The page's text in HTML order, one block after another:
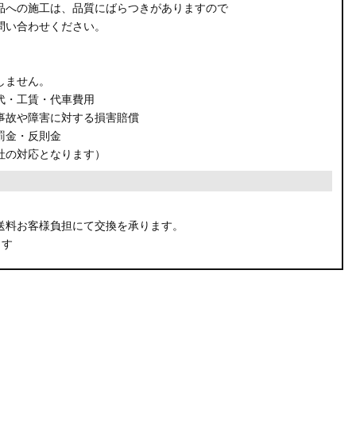
の施工は、品質にばらつきがありますので
合わせください。
せん。
・工賃・代車費用
故や障害に対する損害賠償
金・反則金
対応となります）
お客様負担にて交換を承ります。